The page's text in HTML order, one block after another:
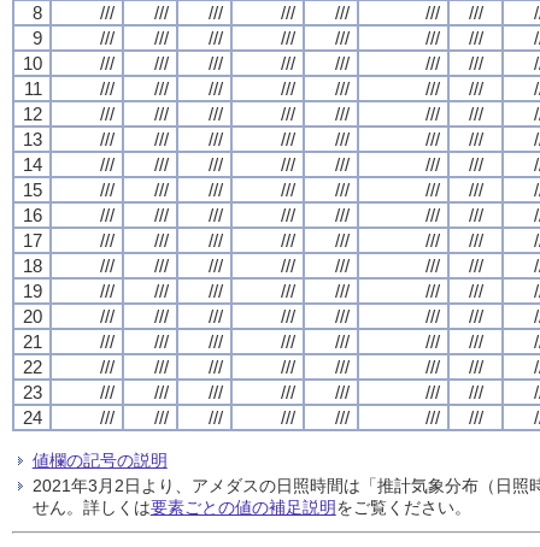
8
/// /// /// /// /// /// ///
9
/// /// /// /// /// /// ///
10
/// /// /// /// /// /// ///
11
/// /// /// /// /// /// ///
12
/// /// /// /// /// /// ///
13
/// /// /// /// /// /// ///
14
/// /// /// /// /// /// ///
15
/// /// /// /// /// /// ///
16
/// /// /// /// /// /// ///
17
/// /// /// /// /// /// ///
18
/// /// /// /// /// /// ///
19
/// /// /// /// /// /// ///
20
/// /// /// /// /// /// ///
21
/// /// /// /// /// /// ///
22
/// /// /// /// /// /// ///
23
/// /// /// /// /// /// ///
24
/// /// /// /// /// /// ///
値欄の記号の説明
2021年3月2日より、アメダスの日照時間は「推計気象分布（日
せん。詳しくは要素ごとの値の補足説明をご覧ください。